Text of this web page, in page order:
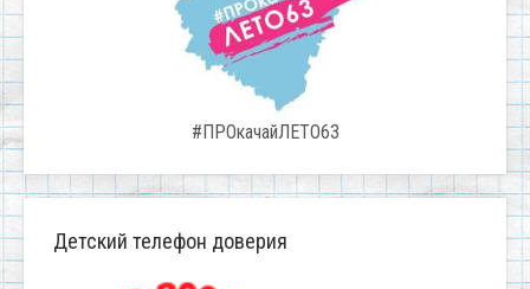
#ПРОкачайЛЕТО63
Детский телефон доверия